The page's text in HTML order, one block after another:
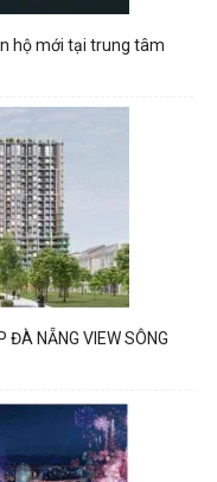
hộ mới tại trung tâm
ĐÀ NẴNG VIEW SÔNG